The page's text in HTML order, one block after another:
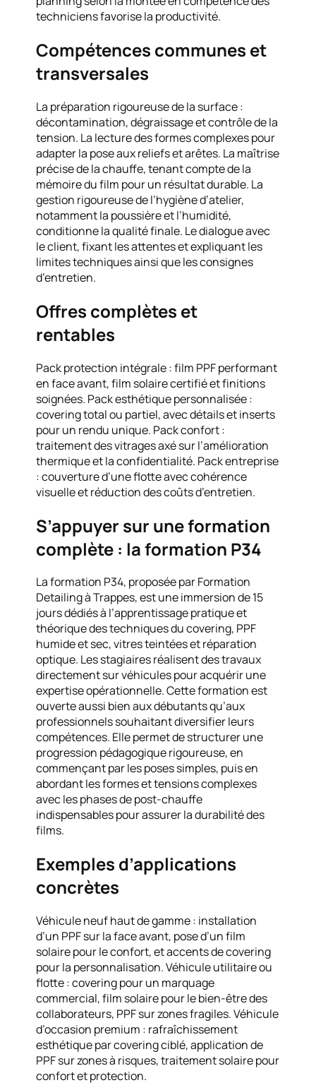
techniciens favorise la productivité.
Compétences communes et
transversales
La préparation rigoureuse de la surface :
décontamination, dégraissage et contrôle de la
tension. La lecture des formes complexes pour
adapter la pose aux reliefs et arêtes. La maîtrise
précise de la chauffe, tenant compte de la
mémoire du film pour un résultat durable. La
gestion rigoureuse de l’hygiène d’atelier,
notamment la poussière et l’humidité,
conditionne la qualité finale. Le dialogue avec
le client, fixant les attentes et expliquant les
limites techniques ainsi que les consignes
d’entretien.
Offres complètes et
rentables
Pack protection intégrale : film PPF performant
en face avant, film solaire certifié et finitions
soignées. Pack esthétique personnalisée :
covering total ou partiel, avec détails et inserts
pour un rendu unique. Pack confort :
traitement des vitrages axé sur l’amélioration
thermique et la confidentialité. Pack entreprise
: couverture d’une flotte avec cohérence
visuelle et réduction des coûts d’entretien.
S’appuyer sur une formation
complète : la formation P34
La formation P34, proposée par Formation
Detailing à Trappes, est une immersion de 15
jours dédiés à l’apprentissage pratique et
théorique des techniques du covering, PPF
humide et sec, vitres teintées et réparation
optique. Les stagiaires réalisent des travaux
directement sur véhicules pour acquérir une
expertise opérationnelle. Cette formation est
ouverte aussi bien aux débutants qu’aux
professionnels souhaitant diversifier leurs
compétences. Elle permet de structurer une
progression pédagogique rigoureuse, en
commençant par les poses simples, puis en
abordant les formes et tensions complexes
avec les phases de post-chauffe
indispensables pour assurer la durabilité des
films.
Exemples d’applications
concrètes
Véhicule neuf haut de gamme : installation
d’un PPF sur la face avant, pose d’un film
solaire pour le confort, et accents de covering
pour la personnalisation. Véhicule utilitaire ou
flotte : covering pour un marquage
commercial, film solaire pour le bien-être des
collaborateurs, PPF sur zones fragiles. Véhicule
d’occasion premium : rafraîchissement
esthétique par covering ciblé, application de
PPF sur zones à risques, traitement solaire pour
confort et protection.